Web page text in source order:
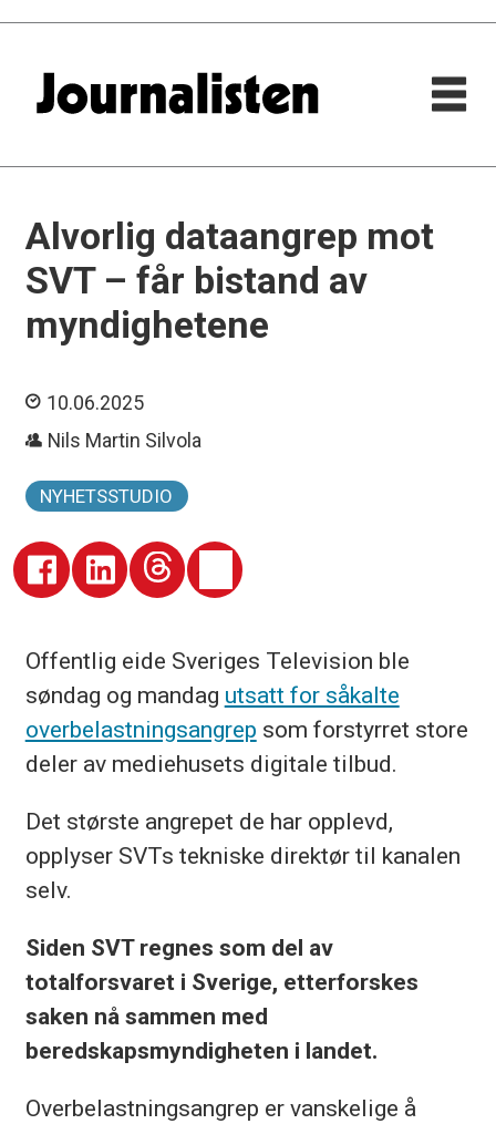
Alvorlig dataangrep mot
SVT – får bistand av
myndighetene
10.06.2025
Nils Martin Silvola
NYHETSSTUDIO
Offentlig eide Sveriges Television ble
søndag og mandag utsatt for såkalte
overbelastningsangrep som forstyrret store
deler av mediehusets digitale tilbud.
Det største angrepet de har opplevd,
opplyser SVTs tekniske direktør til kanalen
selv.
Siden SVT regnes som del av
totalforsvaret i Sverige, etterforskes
saken nå sammen med
beredskapsmyndigheten i landet.
Overbelastningsangrep er vanskelige å